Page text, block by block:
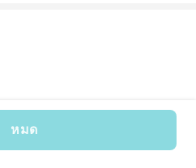
หมด
า: 586934